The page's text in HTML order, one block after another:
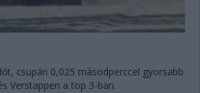
csupán 0,025 másodperccel gyorsabb
Verstappen a top 3-ban.